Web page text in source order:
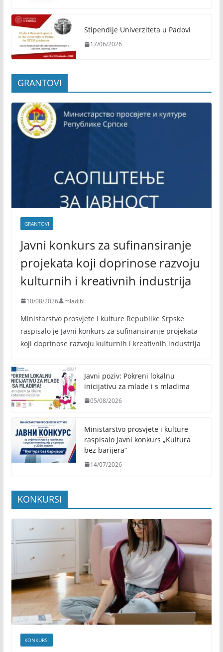
Stipendije Univerziteta u Padovi
17/06/2026
GRANTOVI
GRANTOVI
Javni konkurs za sufinansiranje
projekata koji doprinose razvoju
kulturnih i kreativnih industrija
10/08/2026 mladibl
Ministarstvo prosvjete i kulture Republike Srpske
raspisalo je Javni konkurs za sufinansiranje projekata
koji doprinose razvoju kulturnih i kreativnih industrija
Javni poziv: Pokreni lokalnu
inicijativu za mlade i s mladima
05/08/2026
Ministarstvo prosvjete i kulture
raspisalo Javni konkurs „Kultura
bez barijera“
14/07/2026
KONKURSI
KONKURSI